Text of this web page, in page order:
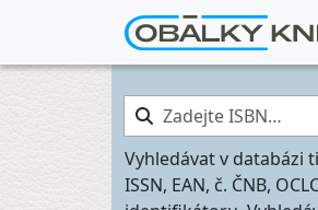
Zadejte ISBN…
Vyhledávat v databázi
ISSN, EAN, č. ČNB,